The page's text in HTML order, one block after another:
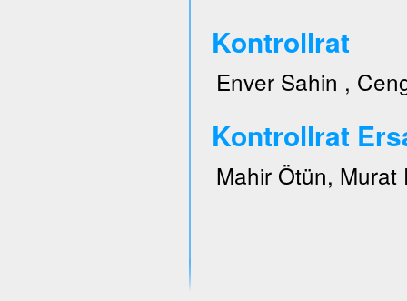
Kontrollrat
Enver Sahin ,
Kontrollrat
Mahir Ötün, Murat